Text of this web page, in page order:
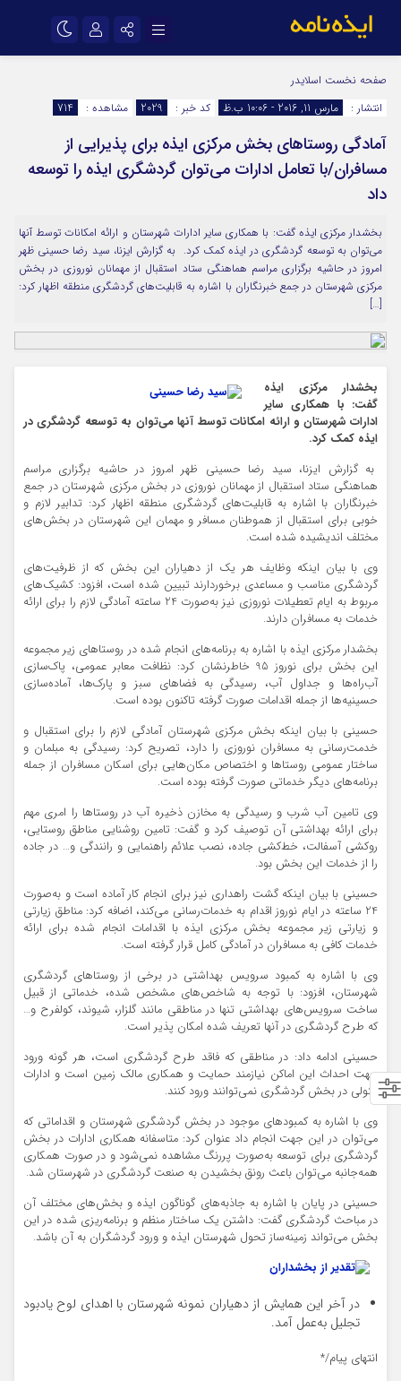
اینستاگرام
سروش
ایتا
آپارات
اپلیکیشن رمز عبور
صفحه نخست اسلایدر
انتشار :
مارس 11, 2016 - 10:06 ب.ظ کد خبر : 2029 مشاهده : 714
آمادگی روستاهای بخش مرکزی ایذه برای پذیرایی از
مسافران/با تعامل ادارات می‌توان گردشگری ایذه را توسعه
داد
بخشدار مرکزی ایذه گفت: با همکاری سایر ادارات شهرستان و ارائه امکانات توسط آنها
می‌توان به توسعه گردشگری در ایذه کمک کرد. به گزارش ایزنا، سید رضا حسینی ظهر
امروز در حاشیه برگزاری مراسم هماهنگی ستاد استقبال از مهمانان نوروزی در بخش
مرکزی شهرستان در جمع خبرنگاران با اشاره به قابلیت‌های گردشگری منطقه اظهار کرد:
[…]
بخشدار مرکزی ایذه
گفت: با همکاری سایر
ادارات شهرستان و ارائه امکانات توسط آنها می‌توان به توسعه گردشگری در
ایذه کمک کرد.
به گزارش ایزنا، سید رضا حسینی ظهر امروز در حاشیه برگزاری مراسم
هماهنگی ستاد استقبال از مهمانان نوروزی در بخش مرکزی شهرستان در جمع
خبرنگاران با اشاره به قابلیت‌های گردشگری منطقه اظهار کرد: تدابیر لازم و
خوبی برای استقبال از هموطنان مسافر و مهمان این شهرستان در بخش‌های
مختلف اندیشیده شده است.
وی با بیان اینکه وظایف هر یک از دهیاران این بخش که از ظرفیت‌های
گردشگری مناسب و مساعدی برخوردارند تبیین شده است، افزود: کشیک‌های
مربوط به ایام تعطیلات نوروزی نیز به‌صورت 24 ساعته آمادگی لازم را برای ارائه
خدمات به مسافران دارند.
بخشدار مرکزی ایذه با اشاره به برنامه‌های انجام شده در روستاهای زیر مجموعه
این بخش برای نوروز 95 خاطرنشان کرد: نظافت معابر عمومی، پاک‌سازی
آب‌راه‌ها و جداول آب، رسیدگی به فضاهای سبز و پارک‌ها، آماده‌سازی
حسینیه‌ها از جمله اقدامات صورت گرفته تا‌کنون بوده است.
حسینی با بیان اینکه بخش مرکزی شهرستان آمادگی لازم را برای استقبال و
خدمت‌رسانی به مسافران نوروزی را دارد، تصریح کرد: رسیدگی به مبلمان و
ساختار عمومی روستاها و اختصاص مکان‌هایی برای اسکان مسافران از جمله
برنامه‌های دیگر خدماتی صورت گرفته بوده است.
وی تامین آب شرب و رسیدگی به مخازن ذخیره آب در روستاها را امری مهم
برای ارائه بهداشتی آن توصیف کرد و گفت: تامین روشنایی مناطق روستایی،
روکشی آسفالت، خط‌کشی جاده، نصب علائم راهنمایی و رانندگی و… در جاده
را از خدمات این بخش بود.
حسینی با بیان اینکه گشت راهداری نیز برای انجام کار آماده است و به‌صورت
24 ساعته در ایام نوروز اقدام به خدمات‌رسانی می‌کند، اضافه کرد: مناطق زیارتی
و زیارتی زیر مجموعه بخش مرکزی ایذه با اقدامات انجام شده برای ارائه
خدمات کافی به مسافران در آمادگی کامل قرار گرفته است.
وی با اشاره به کمبود سرویس بهداشتی در برخی از روستاهای گردشگری
شهرستان، افزود: با توجه به شاخص‌های مشخص شده، خدماتی از قبیل
ساخت سرویس‌های بهداشتی تنها در مناطقی مانند گلزار، شیوند، کولفرح و…
که طرح گردشگری در آنها تعریف شده امکان پذیر است.
حسینی ادامه داد: در مناطقی که فاقد طرح گردشگری است، هر گونه ورود
جهت احداث این اماکن نیازمند حمایت و همکاری مالک زمین است و ادارات
متولی در بخش گردشگری نمی‌توانند ورود کنند.
وی با اشاره به کمبودهای موجود در بخش گردشگری شهرستان و اقداماتی که
می‌توان در این جهت انجام داد عنوان کرد: متاسفانه همکاری ادارات در بخش
گردشگری برای توسعه به‌صورت پررنگ مشاهده نمی‌شود و در صورت همکاری
همه‌جانبه می‌توان باعث رونق بخشیدن به صنعت گردشگری در شهرستان شد.
حسینی در پایان با اشاره به جاذبه‌های گوناگون ایذه و بخش‌های مختلف آن
در مباحث گردشگری گفت: داشتن یک ساختار منظم و برنامه‌ریزی شده در این
بخش می‌تواند زمینه‌ساز تحول شهرستان ایذه و ورود گردشگران به آن باشد.
در آخر این همایش از دهیاران نمونه شهرستان با اهدای لوح یادبود
تجلیل به‌عمل آمد.
انتهای پیام/*